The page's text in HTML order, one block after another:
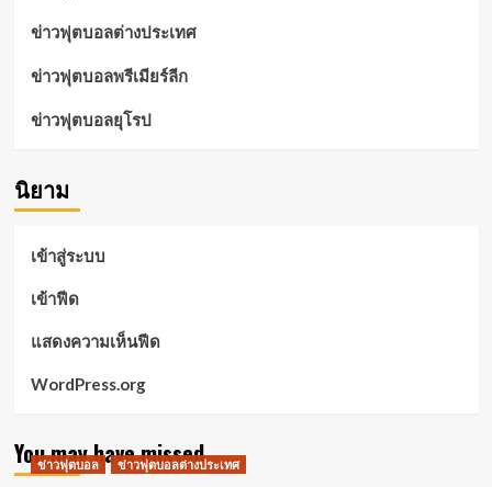
ข่าวฟุตบอลต่างประเทศ
ข่าวฟุตบอลพรีเมียร์ลีก
ข่าวฟุตบอลยุโรป
นิยาม
เข้าสู่ระบบ
เข้าฟีด
แสดงความเห็นฟีด
WordPress.org
You may have missed
ข่าวฟุตบอล ข่าวฟุตบอลต่างประเทศ